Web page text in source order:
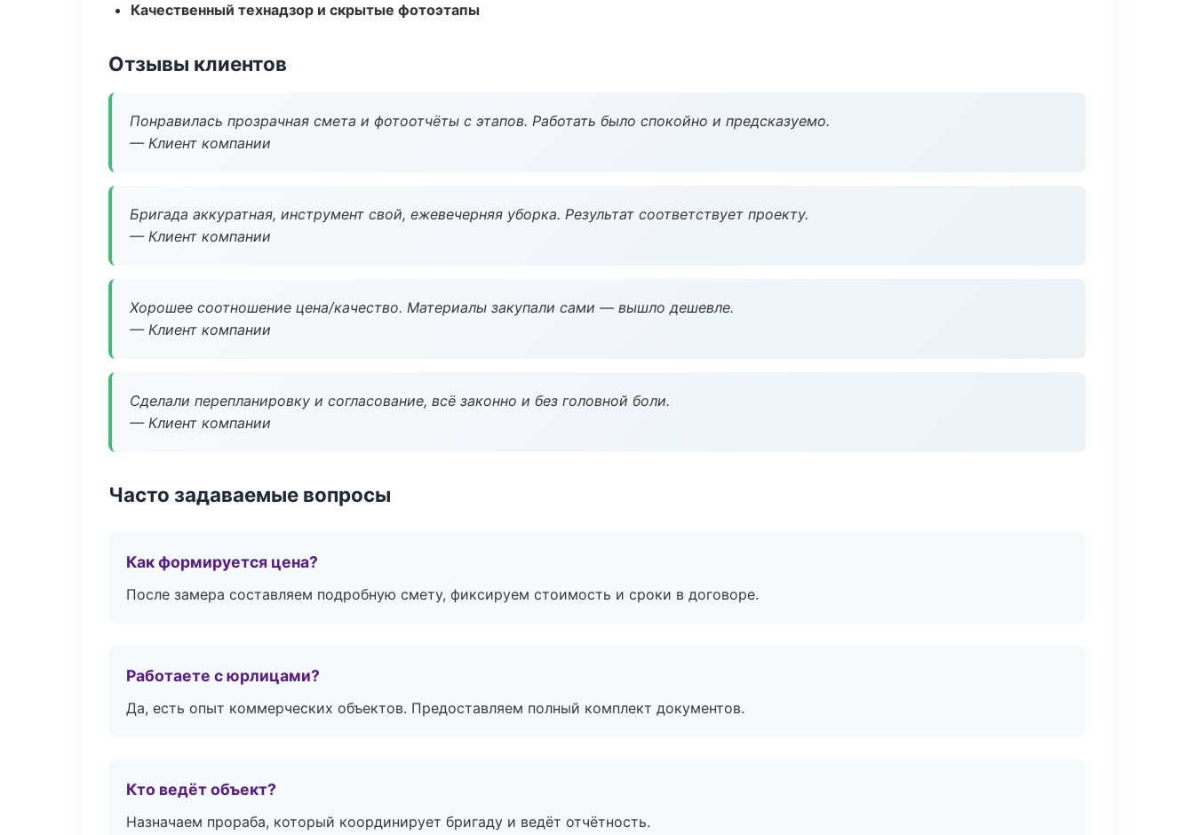
Качественный технадзор и скрытые фотоэтапы
Отзывы клиентов
Понравилась прозрачная смета и фотоотчёты с этапов. Работать было спокойно и предсказуемо.
— Клиент компании
Бригада аккуратная, инструмент свой, ежевечерняя уборка. Результат соответствует проекту.
— Клиент компании
Хорошее соотношение цена/качество. Материалы закупали сами — вышло дешевле.
— Клиент компании
Сделали перепланировку и согласование, всё законно и без головной боли.
— Клиент компании
Часто задаваемые вопросы
Как формируется цена?
После замера составляем подробную смету, фиксируем стоимость и сроки в договоре.
Работаете с юрлицами?
Да, есть опыт коммерческих объектов. Предоставляем полный комплект документов.
Кто ведёт объект?
Назначаем прораба, который координирует бригаду и ведёт отчётность.